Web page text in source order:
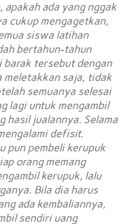
apakah ada yang nggak
cukup mengagetkan,
siswa latihan
bertahun-tahun
barak tersebut dengan
meletakkan saja, tidak
semuanya selesai
lagi untuk mengambil
hasil jualannya. Selama
defisit.
pun pembeli kerupuk
orang memang
kerupuk, lalu
Bila dia harus
ada kembaliannya,
sendiri uang